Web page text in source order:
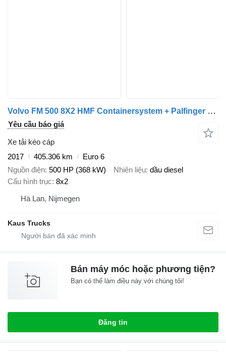
Volvo FM 500 8X2 HMF Containersystem + Palfinger PK 26002
Yêu cầu báo giá
Xe tải kéo cáp
2017
405.306 km
Euro 6
Nguồn điện 500 HP (368 kW) Nhiên liệu dầu diesel
Cấu hình trục 8x2
Hà Lan, Nijmegen
Kaus Trucks
Bán máy móc hoặc phương tiện?
Bạn có thể làm điều này với chúng tôi!
Đăng tin